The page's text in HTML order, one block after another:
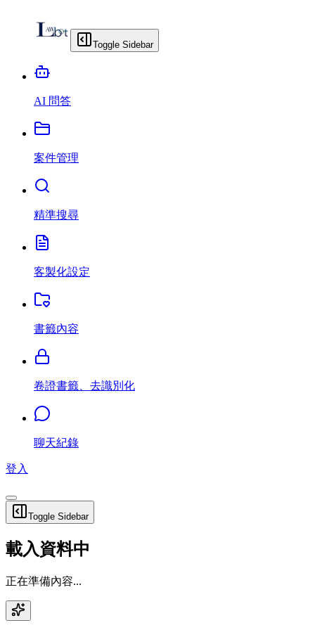
Toggle Sidebar
AI 問答
案件管理
精準搜尋
客製化設定
書籤內容
卷證書籤、去識別化
聊天紀錄
登入
Toggle Sidebar
載入資料中
正在準備內容...